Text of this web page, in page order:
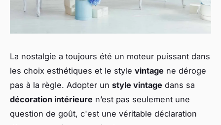
La nostalgie a toujours été un moteur puissant dans
les choix esthétiques et le style vintage ne déroge
pas à la règle. Adopter un style vintage dans sa
décoration intérieure n’est pas seulement une
question de goût, c'est une véritable déclaration